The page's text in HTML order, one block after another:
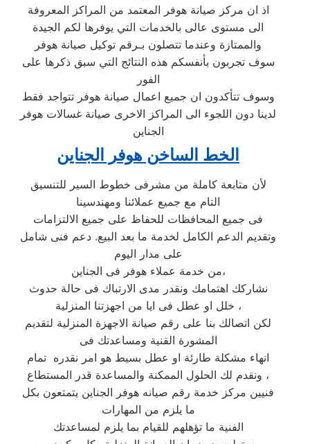
اذ ان مركز صيانة هوفر المعتمد من المراكز المعروفة
الى مستوى عالى بالخدمات التي يوفرها لكم الجيدة
والممتازة وعندما تتصلون بـرقم توكيل صيانة هوفر
سوف تجربون بأنفسكم هذه النتائج التي سبق ذكرها على
الفور
وسوف تتأكدون ان جميع اعمال صيانة هوفر تتواجد فقط
لدينا دون اللجوء الى المراكز الاخرى صيانة غسالات هوفر
الجناين
الخط الساخن هوفر الجناين
لأن متابعة كاملة من مشرفى خطوط السير للتنسيق
التام مع جميع عملائنا ومهندسينا
فى جميع المحافظات للحفاظ على جميع الالتزامات
وتقديم الدعم الكامل لخدمة ما بعد البيع. دعم فنى شامل
على مدار اليوم
من خدمة عملاء هوفر فى الجناين،
نشاركك اهتمامك ونقدر مدى الارتباك فى حالة حدوث
خلل او عطل فى ايا من اجهزتنا المنزلية ،
لكن اتصالك بنا على رقم صيانة الاجهزة المنزلية لتقديم
المشورة القنية ومساعدتك فى
انهاء مشكلة طارئة او عطل بسيط هو امر نقدره تمام
ونقدم لك الحلول الممكنة والمساعدة قدر المستطاع ،
فنيين مركز خدمة رقم صيانه هوفر الجناين يتمتعون بكل
ما يلزم من المهارات
الفنية ما تؤهلهم للقيام بما يلزم لمساعدتك